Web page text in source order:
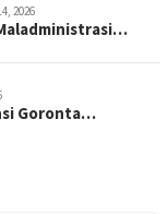
2026
Goronta…